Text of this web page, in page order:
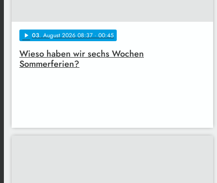
play_arrow 03. August 2026 08:37 · 00:45
Wieso haben wir sechs Wochen
Sommerferien?